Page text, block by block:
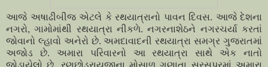
આજે અષાઢીબીજ એટલે કે રથયાત્રાનો પાવન દિવસ. આજે દેશના
નગરો, ગામોમાંથી રથયાત્રા નીકળે. નગરનાશેઠને નગરચર્યા કરતાં
જોવાનો લ્હાવો અનેરો છે. અમદાવાદની રથયાત્રા સમગ્ર ગુજરાતમાં
અજોડ છે. અમારા પરિવારનો આ રથયાત્રા સાથે એક નાતો
જોડાયેલો છે. રણછોડરાયજીના મોસાળ ગણાતા સરસપુરમાં અમારા